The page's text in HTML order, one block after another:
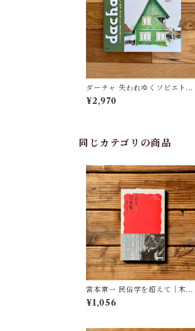
ダーチャ 失われゆくソビエト時
代の小屋とコテージ | フョード
ル・サヴィンツェフ, 石田 亜矢子
¥2,970
同じカテゴリの商品
宮本常一 民俗学を超えて｜木村
哲也
¥1,056